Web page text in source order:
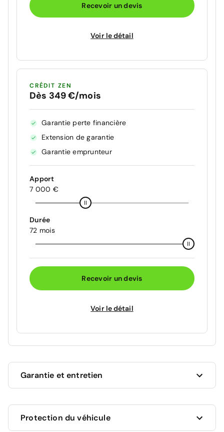
Recevoir un devis
Voir le détail
CRÉDIT ZEN
Dès 349 €/mois
Garantie perte financière
Extension de garantie
Garantie emprunteur
Apport
7 000 €
Durée
72 mois
Recevoir un devis
Voir le détail
Garantie et entretien
jusqu'au 30/06/2028 soit pour une durée de 22
Protection du véhicule